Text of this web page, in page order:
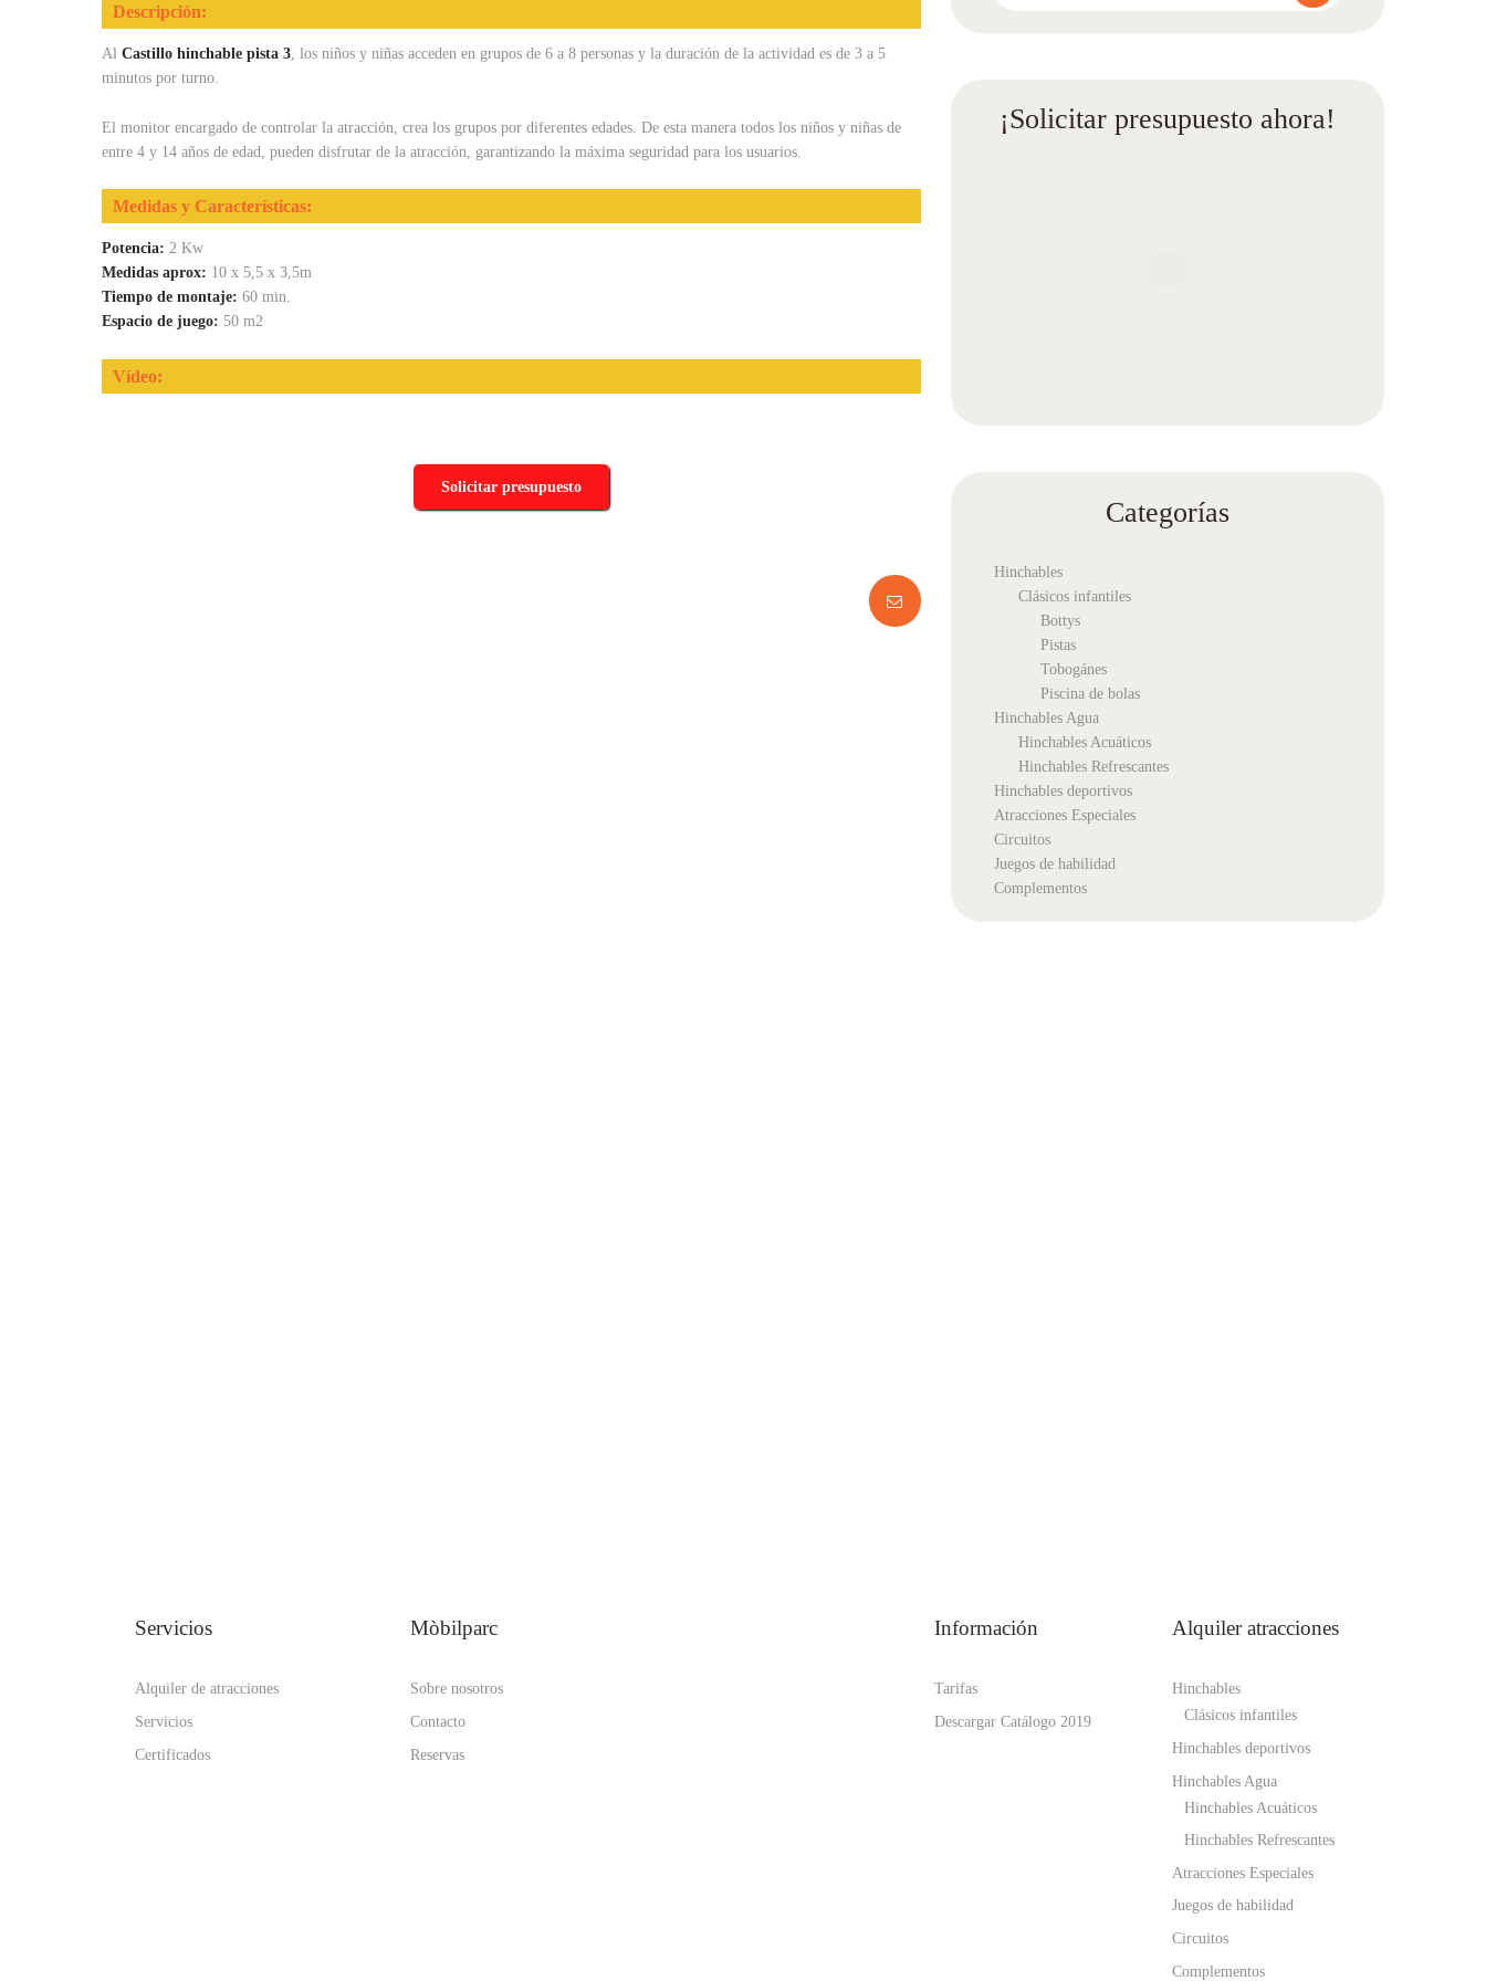
Descripción:
Al Castillo hinchable pista 3, los niños y niñas acceden en grupos de 6 a 8 personas y la duración de la actividad es de 3 a 5
minutos por turno.
El monitor encargado de controlar la atracción, crea los grupos por diferentes edades. De esta manera todos los niños y niñas de
entre 4 y 14 años de edad, pueden disfrutar de la atracción, garantizando la máxima seguridad para los usuarios.
Medidas y Características:
Potencia: 2 Kw
Medidas aprox: 10 x 5,5 x 3,5m
Tiempo de montaje: 60 min.
Espacio de juego: 50 m2
Vídeo:
Solicitar presupuesto
¡Solicitar presupuesto ahora!
Categorías
Hinchables
Clásicos infantiles
Bottys
Pistas
Tobogánes
Piscina de bolas
Hinchables Agua
Hinchables Acuáticos
Hinchables Refrescantes
Hinchables deportivos
Atracciones Especiales
Circuitos
Juegos de habilidad
Complementos
Servicios
Alquiler de atracciones
Servicios
Certificados
Mòbilparc
Sobre nosotros
Contacto
Reservas
Información
Tarifas
Descargar Catálogo 2019
Alquiler atracciones
Hinchables
Clásicos infantiles
Hinchables deportivos
Hinchables Agua
Hinchables Acuáticos
Hinchables Refrescantes
Atracciones Especiales
Juegos de habilidad
Circuitos
Complementos